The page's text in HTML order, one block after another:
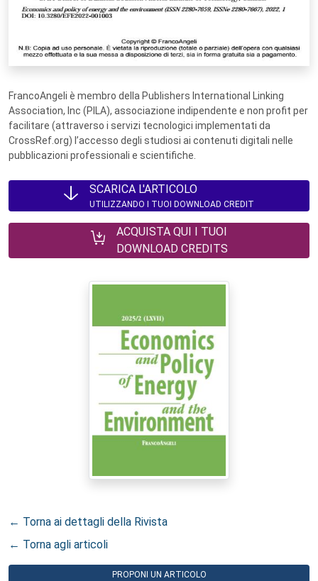
FrancoAngeli è membro della Publishers International Linking
Association, Inc (PILA), associazione indipendente e non profit per
facilitare (attraverso i servizi tecnologici implementati da
CrossRef.org) l’accesso degli studiosi ai contenuti digitali nelle
pubblicazioni professionali e scientifiche.
SCARICA L'ARTICOLO
UTILIZZANDO I TUOI DOWNLOAD CREDIT
ACQUISTA QUI I TUOI
DOWNLOAD CREDITS
← Torna ai dettagli della Rivista
← Torna agli articoli
PROPONI UN ARTICOLO